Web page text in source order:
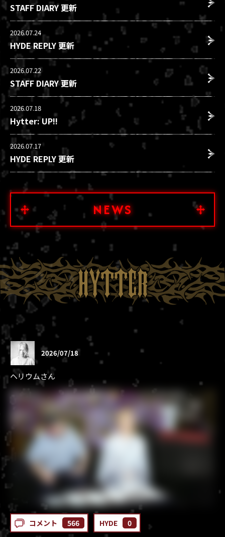
STAFF DIARY 更新
2026.07.24
HYDE REPLY 更新
2026.07.22
STAFF DIARY 更新
2026.07.18
Hytter: UP!!
2026.07.17
HYDE REPLY 更新
NEWS
HYTTER
2026/07/18
ヘリウムさん
コメント 566 HYDE 0